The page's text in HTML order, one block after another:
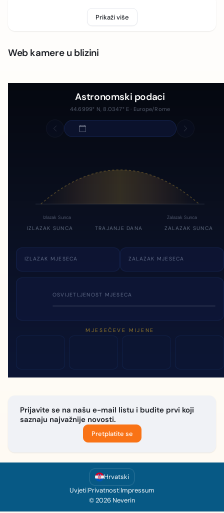
Prikaži više
Web kamere u blizini
Astronomski podaci
44.6999° N, 8.0347° E · Europe/Rome
Izlazak Sunca Zalazak Sunca
IZLAZAK SUNCA TRAJANJE DANA ZALAZAK SUNCA
IZLAZAK MJESECA ZALAZAK MJESECA
OSVIJETLJENOST MJESECA
MJESEČEVE MIJENE
Prijavite se na našu e-mail listu i budite prvi koji
saznaju najvažnije novosti.
Pretplatite se
Hrvatski
Uvjeti|Privatnost|Impressum
© 2026 Neverin